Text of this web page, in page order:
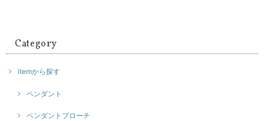
Category
itemから探す
ペンダント
ペンダントブローチ